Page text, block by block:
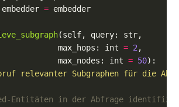
embedder =
max_hops: int
= 2
max_nodes: int
= 50
relevanter Subgraphen für die
Entitäten in der Abfrage